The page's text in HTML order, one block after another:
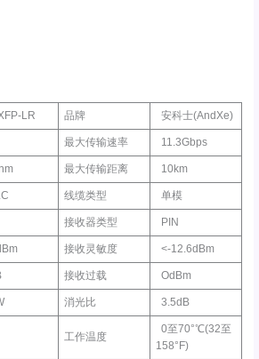
LR 品牌 安科士(AndXe)
最大传输速率 11.3Gbps
最大传输距离 10km
线缆类型 单模
接收器类型 PIN
接收灵敏度 <-12.6dBm
接收过载 OdBm
消光比 3.5dB
工作温度
0至70°℃(32至
158°F)